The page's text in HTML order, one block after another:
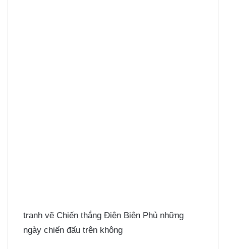
tranh vẽ Chiến thắng Điện Biên Phủ những
ngày chiến đấu trên không